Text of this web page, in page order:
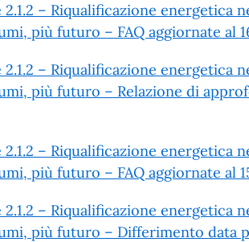
2.1.2 – Riqualificazione energetica
più futuro – FAQ aggiornate al
2.1.2 – Riqualificazione energetica
più futuro – Relazione di
2.1.2 – Riqualificazione energetica
più futuro – FAQ aggiornate al
2.1.2 – Riqualificazione energetica
più futuro – Differimento data